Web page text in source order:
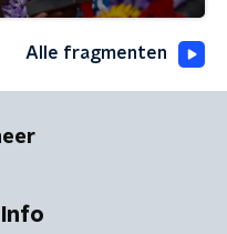
Alle fragmenten
Info